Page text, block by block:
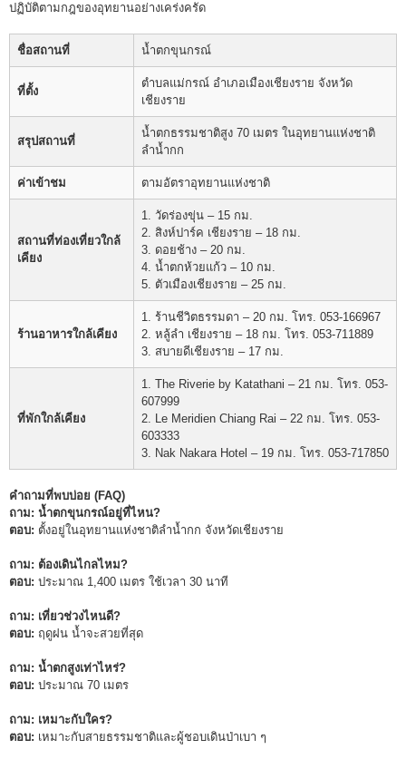
ปฏิบัติตามกฎของอุทยานอย่างเคร่งครัด
ชื่อสถานที่ น้ำตกขุนกรณ์
ที่ตั้ง
ตำบลแม่กรณ์ อำเภอเมืองเชียงราย จังหวัด
เชียงราย
สรุปสถานที่
น้ำตกธรรมชาติสูง 70 เมตร ในอุทยานแห่งชาติ
ลำน้ำกก
ค่าเข้าชม ตามอัตราอุทยานแห่งชาติ
สถานที่ท่องเที่ยวใกล้
เคียง
1. วัดร่องขุ่น – 15 กม.
2. สิงห์ปาร์ค เชียงราย – 18 กม.
3. ดอยช้าง – 20 กม.
4. น้ำตกห้วยแก้ว – 10 กม.
5. ตัวเมืองเชียงราย – 25 กม.
ร้านอาหารใกล้เคียง
1. ร้านชีวิตธรรมดา – 20 กม. โทร. 053-166967
2. หลู้ลำ เชียงราย – 18 กม. โทร. 053-711889
3. สบายดีเชียงราย – 17 กม.
ที่พักใกล้เคียง
1. The Riverie by Katathani – 21 กม. โทร. 053-
607999
2. Le Meridien Chiang Rai – 22 กม. โทร. 053-
603333
3. Nak Nakara Hotel – 19 กม. โทร. 053-717850
คำถามที่พบบ่อย (FAQ)
ถาม: น้ำตกขุนกรณ์อยู่ที่ไหน?
ตอบ: ตั้งอยู่ในอุทยานแห่งชาติลำน้ำกก จังหวัดเชียงราย
ถาม: ต้องเดินไกลไหม?
ตอบ: ประมาณ 1,400 เมตร ใช้เวลา 30 นาที
ถาม: เที่ยวช่วงไหนดี?
ตอบ: ฤดูฝน น้ำจะสวยที่สุด
ถาม: น้ำตกสูงเท่าไหร่?
ตอบ: ประมาณ 70 เมตร
ถาม: เหมาะกับใคร?
ตอบ: เหมาะกับสายธรรมชาติและผู้ชอบเดินป่าเบา ๆ